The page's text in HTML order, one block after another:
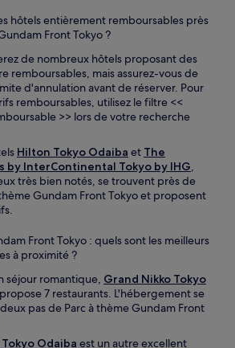
hôtels entièrement remboursables près
Front Tokyo ?
de nombreux hôtels proposant des
remboursables, mais assurez-vous de
d'annulation avant de réserver. Pour
remboursables, utilisez le filtre <<
>> lors de votre recherche
Hilton Tokyo Odaiba et The
by InterContinental Tokyo by IHG,
très bien notés, se trouvent près de
Gundam Front Tokyo et proposent
Front Tokyo : quels sont les meilleurs
à proximité ?
séjour romantique, Grand Nikko Tokyo
propose 7 restaurants. L'hébergement se
pas de Parc à thème Gundam Front
Odaiba est un autre excellent